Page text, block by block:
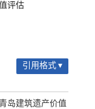
评估
引用格式 ▾
岛建筑遗产价值